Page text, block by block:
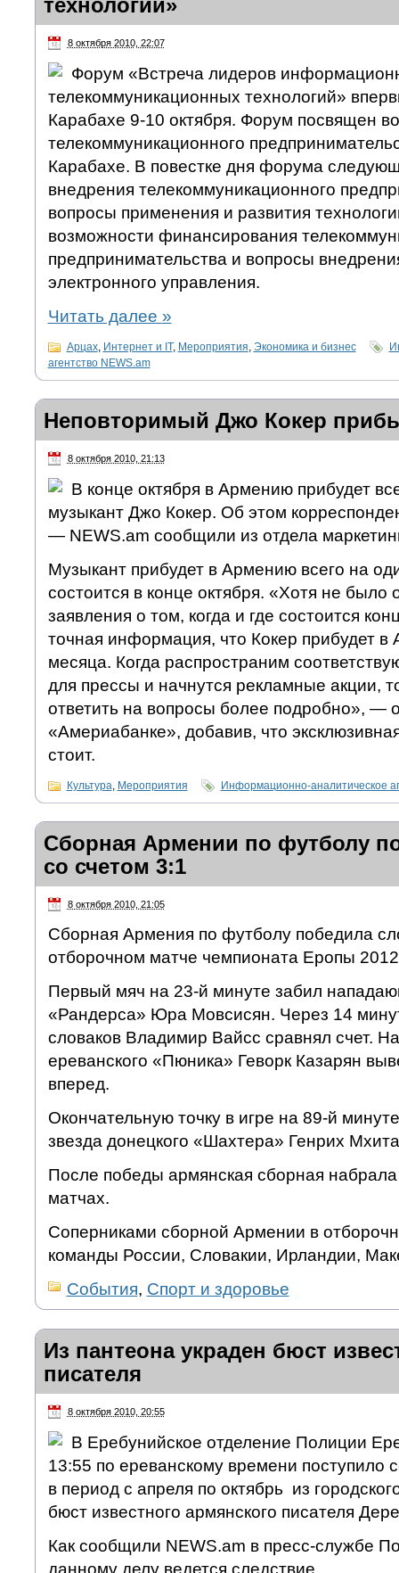
технологии»
8 октября 2010, 22:07
Форум «Встреча лидеров
телекоммуникационных технологий»
Карабахе 9-10 октября. Форум посвящен
телекоммуникационного
Карабахе. В повестке дня форума
внедрения телекоммуникационного
вопросы применения и развития
возможности финансирования
предпринимательства и вопросы
электронного управления.
Читать далее »
Арцах, Интернет и IT, Мероприятия, Экономика и бизнес
агентство NEWS.am
Неповторимый Джо Кокер
8 октября 2010, 21:13
В конце октября в Армению прибудет
музыкант Джо Кокер. Об этом
— NEWS.am сообщили из отдела
Музыкант прибудет в Армению всего на
состоится в конце октября. «Хотя не было
заявления о том, когда и где состоится
точная информация, что Кокер прибудет в
месяца. Когда распространим
для прессы и начнутся рекламные акции,
ответить на вопросы более подробно», —
«Америабанке», добавив, что
стоит.
Культура Мероприятия Информационно-аналитическое
Сборная Армении по футболу
со счетом 3:1
8 октября 2010, 21:05
Сборная Армения по футболу победила
отборочном матче чемпионата Еропы 2012
Первый мяч на 23-й минуте забил
«Рандерса» Юра Мовсисян. Через 14
словаков Владимир Вайсс сравнял счет.
ереванского «Пюника» Геворк Казарян
вперед.
Окончательную точку в игре на 89-й
звезда донецкого «Шахтера» Генрих
После победы армянская сборная набрала
матчах.
Соперниками сборной Армении в
команды России, Словакии, Ирландии,
События, Спорт и здоровье
Из пантеона украден бюст
писателя
8 октября 2010, 20:55
В Еребунийское отделение Полиции
13:55 по ереванскому времени поступило
в период с апреля по октябрь из
бюст известного армянского писателя
Как сообщили NEWS.am в пресс-службе
данному делу ведется следствие.